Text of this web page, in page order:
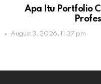
Apa Itu Portfolio
August 3, 2026, 11:37 pm